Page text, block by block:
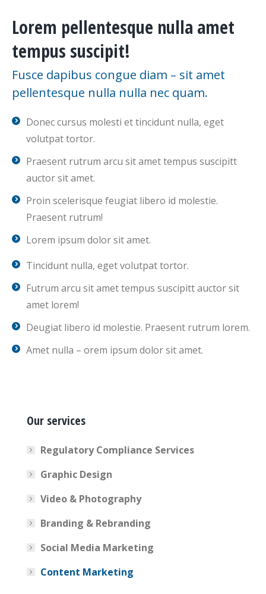
Lorem pellentesque nulla amet
tempus suscipit!
Fusce dapibus congue diam – sit amet
pellentesque nulla nulla nec quam.
Donec cursus molesti et tincidunt nulla, eget
volutpat tortor.
Praesent rutrum arcu sit amet tempus suscipitt
auctor sit amet.
Proin scelerisque feugiat libero id molestie.
Praesent rutrum!
Lorem ipsum dolor sit amet.
Tincidunt nulla, eget volutpat tortor.
Futrum arcu sit amet tempus suscipitt auctor sit
amet lorem!
Deugiat libero id molestie. Praesent rutrum lorem.
Amet nulla – orem ipsum dolor sit amet.
Our services
Regulatory Compliance Services
Graphic Design
Video & Photography
Branding & Rebranding
Social Media Marketing
Content Marketing